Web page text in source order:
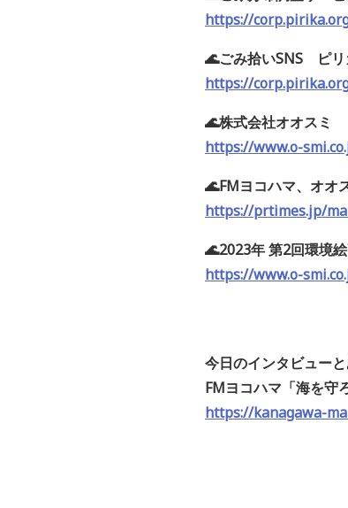
https://
🌊ごみ拾いSNS ピリ
https://
🌊株式会社オオスミ
https://www.o-
🌊FMヨコハマ、オオ
https://prtimes.jp/
🌊2023年 第2回環境
https://www.o-
今日のインタビュー
FMヨコハマ「海を守
https://kanagawa-